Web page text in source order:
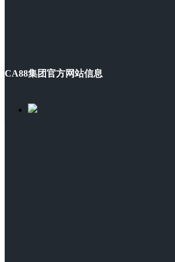
CA88集团官方网站信息